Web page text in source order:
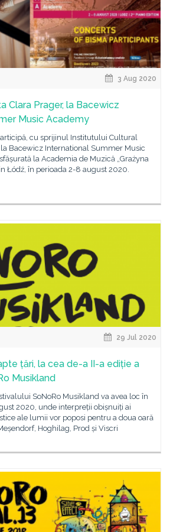
3 Aug 2020
Clara Prager, la Bacewicz
Music Academy
cu sprijinul Institutului Cultural
Bacewicz International Summer Music
la Academia de Muzică „Grażyna
Łódź, în perioada 2-8 august 2020.
29 Jul 2020
țări, la cea de-a II-a ediție a
Musikland
SoNoRo Musikland va avea loc în
2020, unde interpreții obișnuiți ai
ale lumii vor poposi pentru a doua oară
Hoghilag, Prod și Viscri